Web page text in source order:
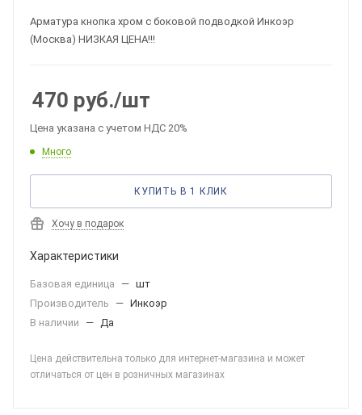
Арматура кнопка хром с боковой подводкой Инкоэр
(Москва) НИЗКАЯ ЦЕНА!!!
470 руб./шт
Цена указана с учетом НДС 20%
Много
КУПИТЬ В 1 КЛИК
Хочу в подарок
Характеристики
Базовая единица — шт
Производитель
— Инкоэр
В наличии
— Да
Цена действительна только для интернет-магазина и может
отличаться от цен в розничных магазинах